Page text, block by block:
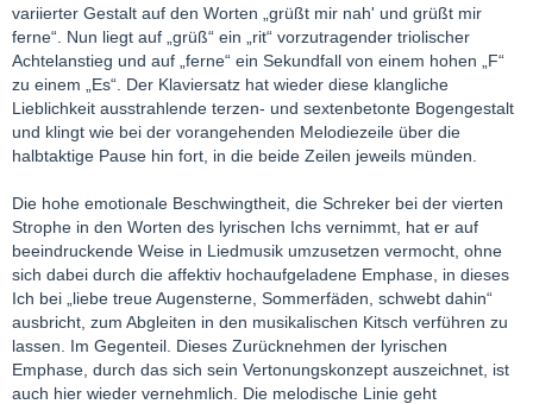
variierter Gestalt auf den Worten „grüßt mir nah' und grüßt mir
ferne“. Nun liegt auf „grüß“ ein „rit“ vorzutragender triolischer
Achtelanstieg und auf „ferne“ ein Sekundfall von einem hohen „F“
zu einem „Es“. Der Klaviersatz hat wieder diese klangliche
Lieblichkeit ausstrahlende terzen- und sextenbetonte Bogengestalt
und klingt wie bei der vorangehenden Melodiezeile über die
halbtaktige Pause hin fort, in die beide Zeilen jeweils münden.
Die hohe emotionale Beschwingtheit, die Schreker bei der vierten
Strophe in den Worten des lyrischen Ichs vernimmt, hat er auf
beeindruckende Weise in Liedmusik umzusetzen vermocht, ohne
sich dabei durch die affektiv hochaufgeladene Emphase, in dieses
Ich bei „liebe treue Augensterne, Sommerfäden, schwebt dahin“
ausbricht, zum Abgleiten in den musikalischen Kitsch verführen zu
lassen. Im Gegenteil. Dieses Zurücknehmen der lyrischen
Emphase, durch das sich sein Vertonungskonzept auszeichnet, ist
auch hier wieder vernehmlich. Die melodische Linie geht